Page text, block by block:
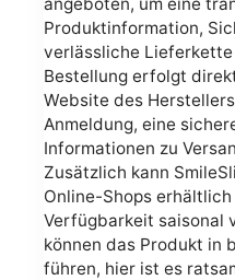
Produktinformation,
verlässliche
Bestellung erfolgt
Website des
Anmeldung, eine
Informationen zu
Zusätzlich kann
Online-Shops
Verfügbarkeit saisonal
können das Produkt in
führen, hier ist es